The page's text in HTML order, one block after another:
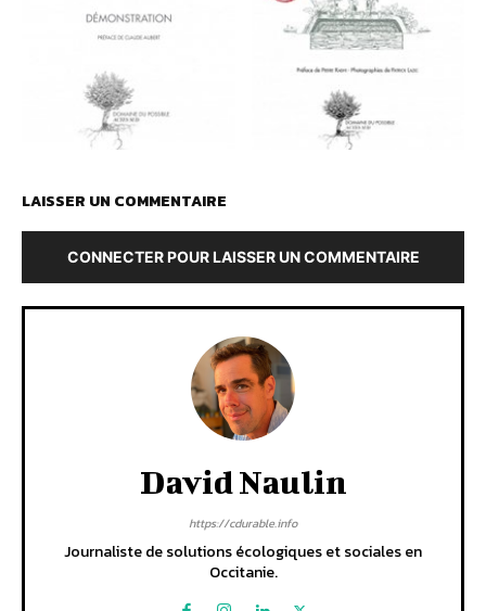
LAISSER UN COMMENTAIRE
CONNECTER POUR LAISSER UN COMMENTAIRE
David Naulin
https://cdurable.info
Journaliste de solutions écologiques et sociales en
Occitanie.